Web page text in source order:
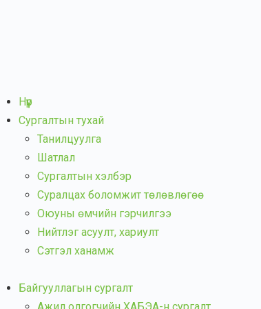
Нүүр
Сургалтын тухай
Танилцуулга
Шатлал
Сургалтын хэлбэр
Суралцах боломжит төлөвлөгөө
Оюуны өмчийн гэрчилгээ
Нийтлэг асуулт, хариулт
Сэтгэл ханамж
Байгууллагын сургалт